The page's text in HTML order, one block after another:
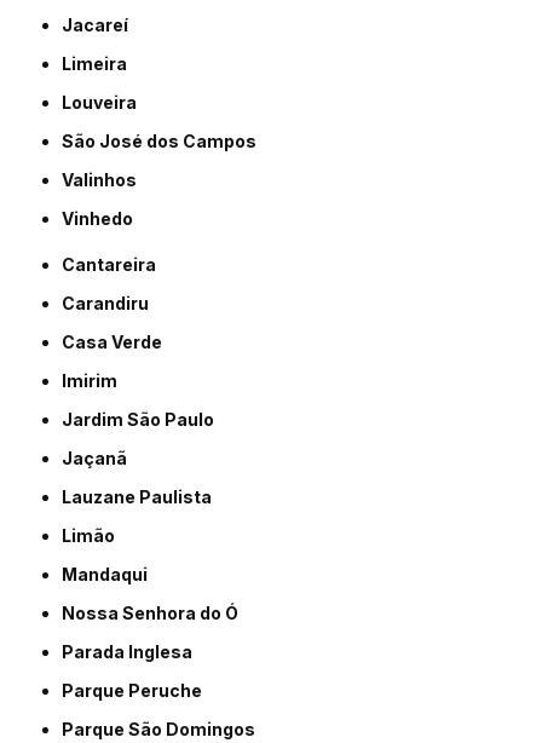
Jacareí
Limeira
Louveira
São José dos Campos
Valinhos
Vinhedo
Cantareira
Carandiru
Casa Verde
Imirim
Jardim São Paulo
Jaçanã
Lauzane Paulista
Limão
Mandaqui
Nossa Senhora do Ó
Parada Inglesa
Parque Peruche
Parque São Domingos